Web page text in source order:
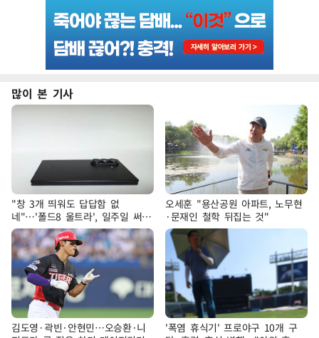
많이 본 기사
"창 3개 띄워도 답답함 없
네"…'폴드8 울트라', 일주일 써보
니
오세훈 "용산공원 아파트, 노무현
·문재인 철학 뒤집는 것"
김도영·곽빈·안현민…오승환·니
'폭염 휴식기' 프로야구 10개 구